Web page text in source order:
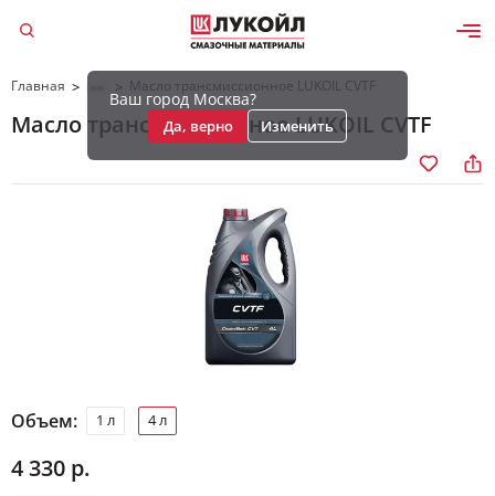
Ваш город Москва?
Да, верно Изменить
Главная > > Масло трансмиссионное LUKOIL CVTF
Масло трансмиссионное LUKOIL CVTF
Объем: 1 л 4 л
4 330 р.